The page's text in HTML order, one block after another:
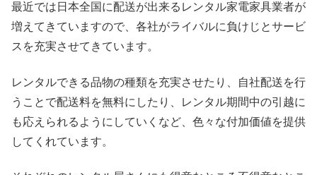
最近では日本全国に配送が出来るレンタル家電家具業者が
増えてきていますので、各社がライバルに負けじとサービ
スを充実させてきています。
レンタルできる品物の種類を充実させたり、自社配送を行
うことで配送料を無料にしたり、レンタル期間中の引越に
も応えられるようにしていくなど、色々な付加価値を提供
してくれています。